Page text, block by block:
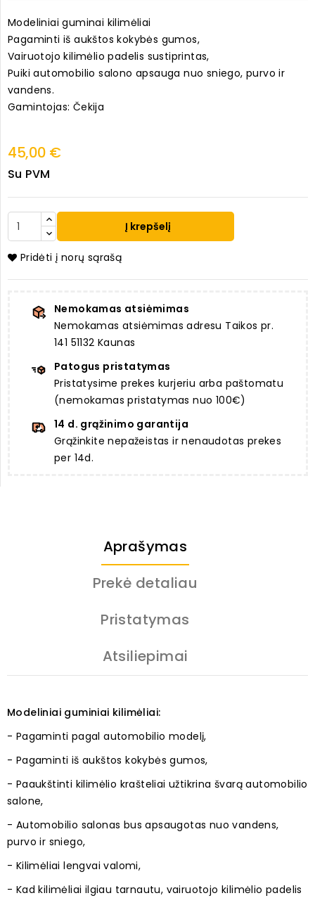
Modeliniai guminai kilimėliai
Pagaminti iš aukštos kokybės gumos,
Vairuotojo kilimėlio padelis sustiprintas,
Puiki automobilio salono apsauga nuo sniego, purvo ir
vandens.
Gamintojas: Čekija
45,00 €
Su PVM
Į krepšelį
Pridėti į norų sąrašą
Nemokamas atsiėmimas
Nemokamas atsiėmimas adresu Taikos pr.
141 51132 Kaunas
Patogus pristatymas
Pristatysime prekes kurjeriu arba paštomatu
(nemokamas pristatymas nuo 100€)
14 d. grąžinimo garantija
Grąžinkite nepažeistas ir nenaudotas prekes
per 14d.
Aprašymas
Prekė detaliau
Pristatymas
Atsiliepimai
Modeliniai guminiai kilimėliai:
- Pagaminti pagal automobilio modelį,
- Pagaminti iš aukštos kokybės gumos,
- Paaukštinti kilimėlio krašteliai užtikrina švarą automobilio
salone,
- Automobilio salonas bus apsaugotas nuo vandens,
purvo ir sniego,
- Kilimėliai lengvai valomi,
- Kad kilimėliai ilgiau tarnautu, vairuotojo kilimėlio padelis